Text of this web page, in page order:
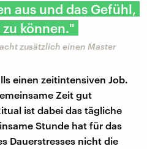
aus und das Gefühl,
können."
zusätzlich einen Master
einen zeitintensiven Job.
Zeit gut
ist dabei das tägliche
Stunde hat für das
Dauerstresses nicht die